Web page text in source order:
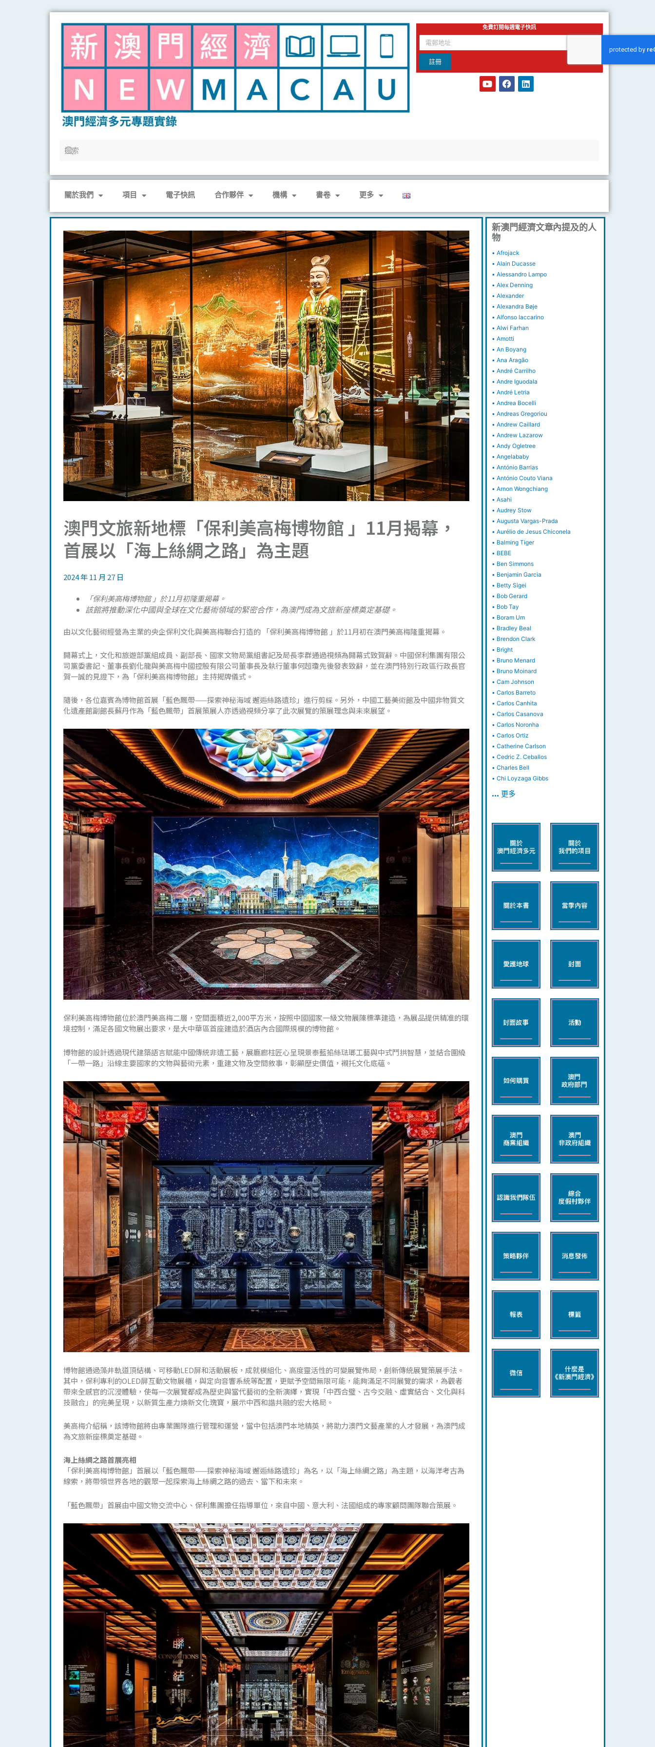
免費訂閱每週電子快訊
email
註冊
關於我們 項目 電子快訊 合作夥伴 機構 書卷 更多
澳門文旅新地標「保利美高梅博物館 」11月揭幕，
首展以「海上絲綢之路」為主題
2024 年 11 月 27 日
「保利美高梅博物館 」於11月初隆重揭幕。
該館將推動深化中國與全球在文化藝術領域的緊密合作，為澳門成為文旅新座標奠定基礎。
由以文化藝術經營為主業的央企保利文化與美高梅聯合打造的 「保利美高梅博物館 」於11月初在澳門美高梅隆重揭幕。
開幕式上，文化和旅遊部黨組成員、副部長、國家文物局黨組書記及局長李群通過視頻為開幕式致賀辭。中國保利集團有限公
司黨委書記、董事長劉化龍與美高梅中國控股有限公司董事長及執行董事何超瓊先後發表致辭，並在澳門特別行政區行政長官
賀一誠的見證下，為「保利美高梅博物館」主持揭牌儀式。
隨後，各位嘉賓為博物館首展「藍色飄帶——探索神秘海域 邂逅絲路遺珍」進行剪綵。另外，中國工藝美術館及中國非物質文
化遺產館副館長蘇丹作為「藍色飄帶」首展策展人亦透過視頻分享了此次展覽的策展理念與未來展望。
保利美高梅博物館位於澳門美高梅二層，空間面積近2,000平方米，按照中國國家一級文物展陳標準建造，為展品提供精准的環
境控制，滿足各國文物展出要求，是大中華區首座建造於酒店內合國際規模的博物館。
博物館的設計透過現代建築語言賦能中國傳統非遺工藝，展廳廊柱匠心呈現景泰藍掐絲琺瑯工藝與中式鬥拱智慧，並結合圍繞
「一帶一路」沿線主要國家的文物與藝術元素，重建文物及空間敘事，彰顯歷史價值，襯托文化底蘊。
博物館通過藻井軌道頂結構、可移動LED屏和活動展板，成就模組化、高度靈活性的可變展覽佈局，創新傳統展覽策展手法。
其中，保利專利的OLED屏互動文物展櫃，與定向音響系統等配置，更賦予空間無限可能，能夠滿足不同展覽的需求，為觀者
帶來全感官的沉浸體驗，使每一次展覽都成為歷史與當代藝術的全新演繹，實現「中西合璧、古今交融、虛實結合、文化與科
技融合」的完美呈現，以新質生產力煥新文化瑰寶，展示中西和諧共融的宏大格局。
美高梅介紹稱，該博物館將由專業團隊進行管理和運營，當中包括澳門本地精英，將助力澳門文藝產業的人才發展，為澳門成
為文旅新座標奠定基礎。
海上絲綢之路首展亮相
「保利美高梅博物館」首展以「藍色飄帶——探索神秘海域 邂逅絲路遺珍」為名，以「海上絲綢之路」為主題，以海洋考古為
線索，將帶領世界各地的觀眾一起探索海上絲綢之路的過去、當下和未來。
「藍色飄帶」首展由中國文物交流中心、保利集團擔任指導單位，來自中國、意大利、法國組成的專家顧問團隊聯合策展。
新澳門經濟文章內提及的人
物
•Afrojack
•Alain Ducasse
•Alessandro Lampo
•Alex Denning
•Alexander
•Alexandra Bøje
•Alfonso Iaccarino
•Alwi Farhan
•Amotti
•An Boyang
•Ana Aragão
•André Carrilho
•Andre Iguodala
•André Letria
•Andrea Bocelli
•Andreas Gregoriou
•Andrew Caillard
•Andrew Lazarow
•Andy Ogletree
•Angelababy
•António Barrias
•António Couto Viana
•Arnon Wongchiang
•Asahi
•Audrey Stow
•Augusta Vargas-Prada
•Aurélio de Jesus Chiconela
• Balming Tiger
• BEBE
• Ben Simmons
• Benjamin Garcia
• Betty Sigei
• Bob Gerard
• Bob Tay
• Boram Um
• Bradley Beal
• Brendon Clark
• Bright
• Bruno Menard
• Bruno Moinard
•Cam Johnson
•Carlos Barreto
•Carlos Canhita
•Carlos Casanova
•Carlos Noronha
•Carlos Ortiz
•Catherine Carlson
•Cedric Z. Ceballos
•Charles Bell
•Chi Loyzaga Gibbs
… 更多